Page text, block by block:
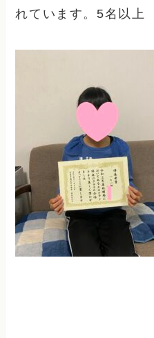
れています。5名以上